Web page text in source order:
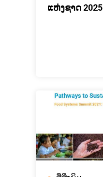
ແຫ່ງຊາດ 2025